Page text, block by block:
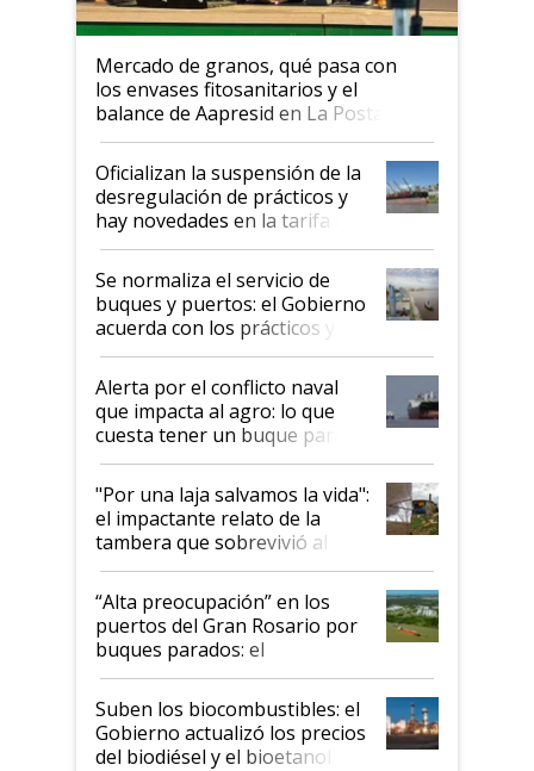
Mercado de granos, qué pasa con
los envases fitosanitarios y el
balance de Aapresid en La Posta
Oficializan la suspensión de la
desregulación de prácticos y
hay novedades en la tarifa de
la hidrovía
Se normaliza el servicio de
buques y puertos: el Gobierno
acuerda con los prácticos y
suspende el decreto de
desregulación
Alerta por el conflicto naval
que impacta al agro: lo que
cuesta tener un buque parado
y el peligro de que Argentina
pase a ser "país sucio"
"Por una laja salvamos la vida":
el impactante relato de la
tambera que sobrevivió al
tornado
“Alta preocupación” en los
puertos del Gran Rosario por
buques parados: el
funcionamiento de las
exportadoras en tensión tras
la medida de fuerza de los
prácticos
Suben los biocombustibles: el
Gobierno actualizó los precios
del biodiésel y el bioetanol